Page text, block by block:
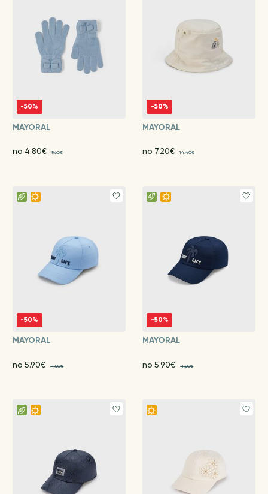
-50%
MAYORAL
no 4.80€ 9.60€
-50%
MAYORAL
no 7.20€ 14.40€
-50%
MAYORAL
no 5.90€ 11.80€
-50%
MAYORAL
no 5.90€ 11.80€